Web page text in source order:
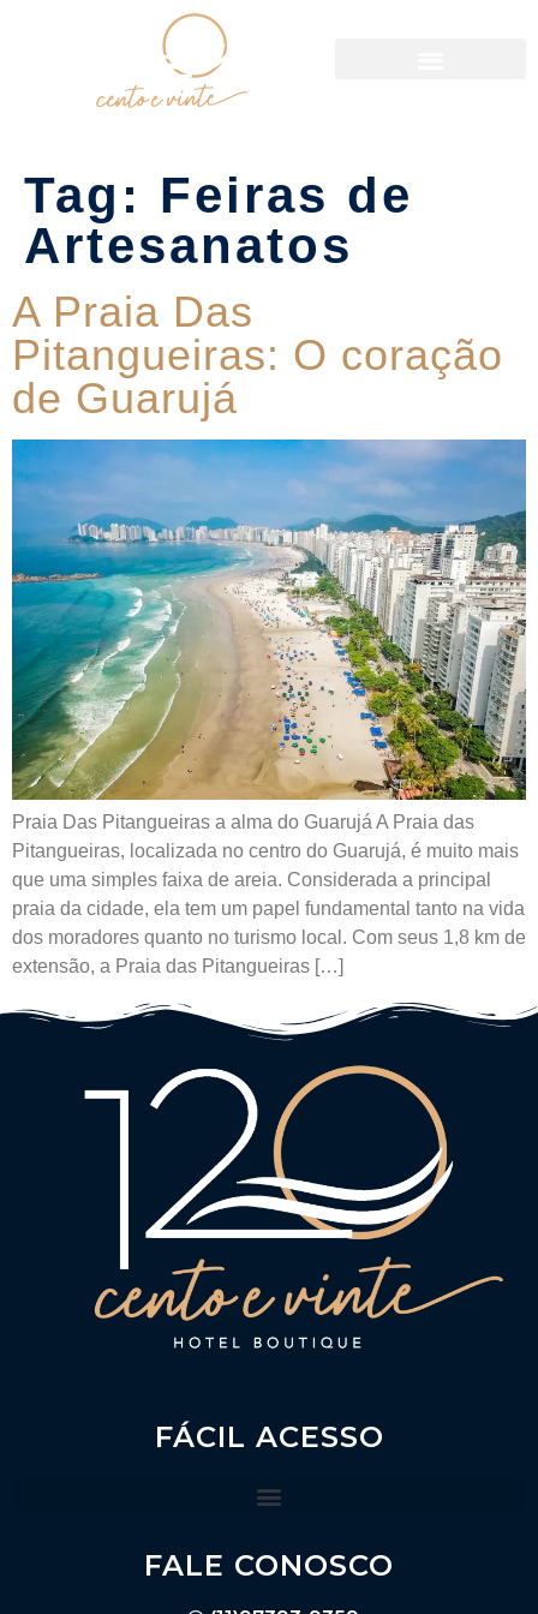
Tag: Feiras de
Artesanatos
A Praia Das
Pitangueiras: O coração
de Guarujá
Praia Das Pitangueiras a alma do Guarujá A Praia das
Pitangueiras, localizada no centro do Guarujá, é muito mais
que uma simples faixa de areia. Considerada a principal
praia da cidade, ela tem um papel fundamental tanto na vida
dos moradores quanto no turismo local. Com seus 1,8 km de
extensão, a Praia das Pitangueiras […]
FÁCIL ACESSO
FALE CONOSCO